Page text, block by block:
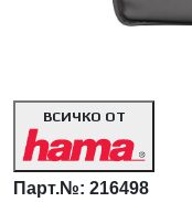
ВСИЧКО ОТ
Парт.№:216498